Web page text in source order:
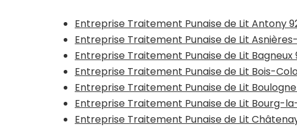
Entreprise Traitement Punaise de Lit Antony
Entreprise Traitement Punaise de Lit
Entreprise Traitement Punaise de Lit Bagneux
Entreprise Traitement Punaise de Lit Bois-
Entreprise Traitement Punaise de Lit
Entreprise Traitement Punaise de Lit Bourg-
Entreprise Traitement Punaise de Lit